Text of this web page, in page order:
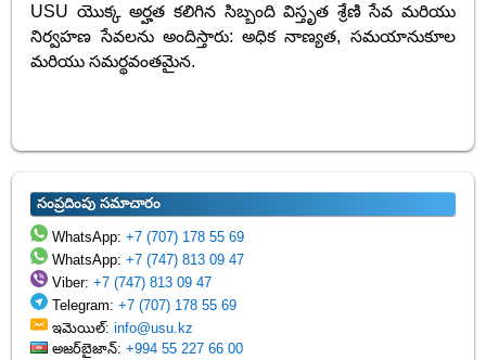
USU యొక్క అర్హత కలిగిన సిబ్బంది విస్తృత శ్రేణి సేవ మరియు
నిర్వహణ సేవలను అందిస్తారు: అధిక నాణ్యత, సమయానుకూల
మరియు సమర్థవంతమైన.
సంప్రదింపు సమాచారం
WhatsApp:+7 (707) 178 55 69
WhatsApp:+7 (747) 813 09 47
Viber:+7 (747) 813 09 47
Telegram:+7 (707) 178 55 69
ఇమెయిల్:info@usu.kz
అజర్‌బైజాన్:+994 55 227 66 00